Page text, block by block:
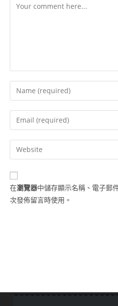
在瀏覽器中儲存顯示名稱、電子郵
次發佈留言時使用。